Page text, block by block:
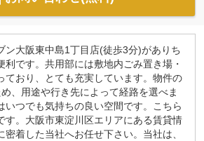
ン大阪東中島1丁目店(徒歩3分)がありち
利です。共用部には敷地内ごみ置き場・
ており、とても充実しています。物件の
、用途や行き先によって経路を選べま
いつでも気持ちの良い空間です。こちら
す。大阪市東淀川区エリアにある賃貸情
着した当社へお任せ下さい。当社は、